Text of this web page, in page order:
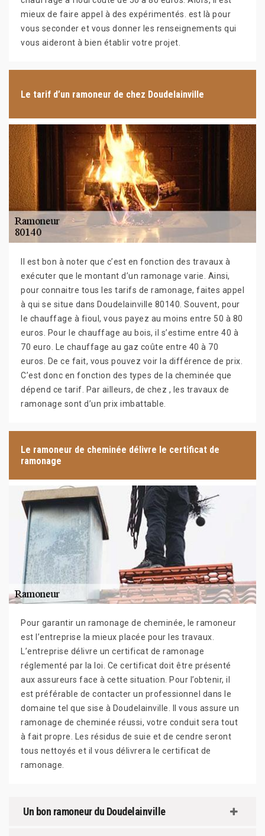
mieux de faire appel à des expérimentés. est là pour
vous seconder et vous donner les renseignements qui
vous aideront à bien établir votre projet.
Le tarif d’un ramoneur de chez Doudelainville
Il est bon à noter que c’est en fonction des travaux à
exécuter que le montant d’un ramonage varie. Ainsi,
pour connaitre tous les tarifs de ramonage, faites appel
à qui se situe dans Doudelainville 80140. Souvent, pour
le chauffage à fioul, vous payez au moins entre 50 à 80
euros. Pour le chauffage au bois, il s’estime entre 40 à
70 euro. Le chauffage au gaz coûte entre 40 à 70
euros. De ce fait, vous pouvez voir la différence de prix.
C’est donc en fonction des types de la cheminée que
dépend ce tarif. Par ailleurs, de chez , les travaux de
ramonage sont d’un prix imbattable.
Le ramoneur de cheminée délivre le certificat de
ramonage
Pour garantir un ramonage de cheminée, le ramoneur
est l’entreprise la mieux placée pour les travaux.
L’entreprise délivre un certificat de ramonage
réglementé par la loi. Ce certificat doit être présenté
aux assureurs face à cette situation. Pour l’obtenir, il
est préférable de contacter un professionnel dans le
domaine tel que sise à Doudelainville. Il vous assure un
ramonage de cheminée réussi, votre conduit sera tout
à fait propre. Les résidus de suie et de cendre seront
tous nettoyés et il vous délivrera le certificat de
ramonage.
Un bon ramoneur du Doudelainville